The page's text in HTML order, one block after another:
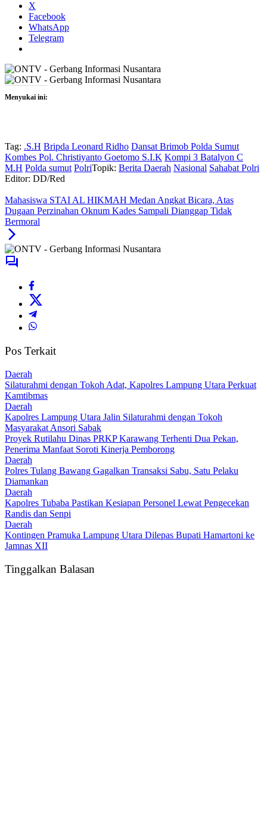
X
Facebook
WhatsApp
Telegram
Menyukai ini:
Tag: .S.H Bripda Leonard Ridho Dansat Brimob Polda Sumut
Kombes Pol. Christiyanto Goetomo S.I.K Kompi 3 Batalyon C
M.H Polda sumut PolriTopik: Berita Daerah Nasional Sahabat Polri
Editor: DD/Red
Mahasiswa STAI AL HIKMAH Medan Angkat Bicara, Atas
Dugaan Perzinahan Oknum Kades Sampali Dianggap Tidak
Bermoral
Pos Terkait
Daerah
Silaturahmi dengan Tokoh Adat, Kapolres Lampung Utara Perkuat
Kamtibmas
Daerah
Kapolres Lampung Utara Jalin Silaturahmi dengan Tokoh
Masyarakat Ansori Sabak
Proyek Rutilahu Dinas PRKP Karawang Terhenti Dua Pekan,
Penerima Manfaat Soroti Kinerja Pemborong
Daerah
Polres Tulang Bawang Gagalkan Transaksi Sabu, Satu Pelaku
Diamankan
Daerah
Kapolres Tubaba Pastikan Kesiapan Personel Lewat Pengecekan
Randis dan Senpi
Daerah
Kontingen Pramuka Lampung Utara Dilepas Bupati Hamartoni ke
Jamnas XII
Tinggalkan Balasan